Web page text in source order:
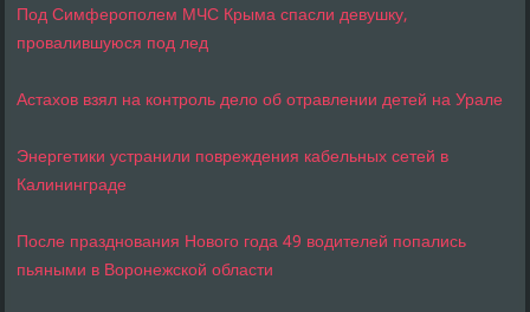
Под Симферополем МЧС Крыма спасли девушку,
провалившуюся под лед
Астахов взял на контроль дело об отравлении детей на Урале
Энергетики устранили повреждения кабельных сетей в
Калининграде
После празднования Нового года 49 водителей попались
пьяными в Воронежской области